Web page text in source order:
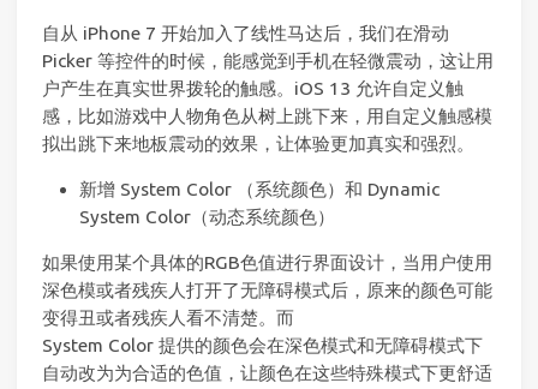
自从 iPhone 7 开始加入了线性马达后，我们在滑动
Picker 等控件的时候，能感觉到手机在轻微震动，这让用
户产生在真实世界拨轮的触感。iOS 13 允许自定义触
感，比如游戏中人物角色从树上跳下来，用自定义触感模
拟出跳下来地板震动的效果，让体验更加真实和强烈。
新增 System Color （系统颜色）和 Dynamic
System Color（动态系统颜色）
如果使用某个具体的RGB色值进行界面设计，当用户使用
深色模或者残疾人打开了无障碍模式后，原来的颜色可能
变得丑或者残疾人看不清楚。而
System Color 提供的颜色会在深色模式和无障碍模式下
自动改为为合适的色值，让颜色在这些特殊模式下更舒适